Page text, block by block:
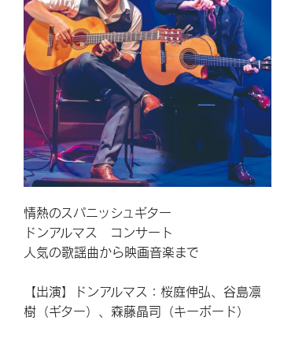
情熱のスパニッシュギター
ドンアルマス コンサート
人気の歌謡曲から映画音楽まで
【出演】ドンアルマス：桜庭伸弘、谷島凛
樹（ギター）、森藤晶司（キーボード）